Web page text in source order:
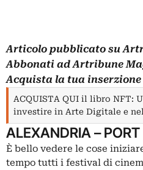
Articolo pubblicato su
Abbonati ad Artribune
Acquista la tua inserzione
ACQUISTA QUI il libro NFT:
investire in Arte Digitale e
ALEXANDRIA –
È bello vedere le cose
tempo tutti i festival di